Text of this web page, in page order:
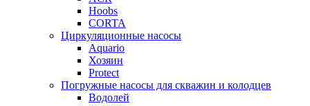
Hoobs
CORTA
Циркуляционные насосы
Aquario
Хозяин
Protect
Погружные насосы для скважин и колодцев
Водолей